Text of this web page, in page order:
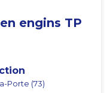
engins TP
Porte (73)